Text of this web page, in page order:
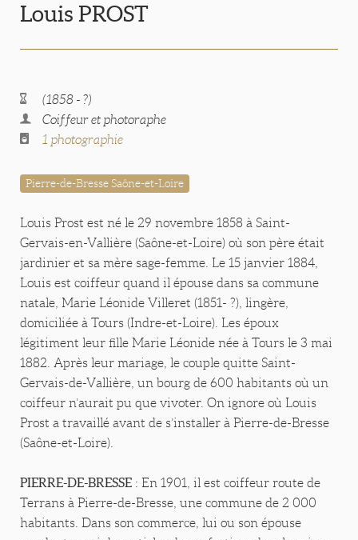
Louis PROST
(1858 - ?)
Coiffeur et photoraphe
1 photographie
Pierre-de-Bresse Saône-et-Loire
Louis Prost est né le 29 novembre 1858 à Saint-
Gervais-en-Vallière (Saône-et-Loire) où son père était
jardinier et sa mère sage-femme. Le 15 janvier 1884,
Louis est coiffeur quand il épouse dans sa commune
natale, Marie Léonide Villeret (1851- ?), lingère,
domiciliée à Tours (Indre-et-Loire). Les époux
légitiment leur fille Marie Léonide née à Tours le 3 mai
1882. Après leur mariage, le couple quitte Saint-
Gervais-de-Vallière, un bourg de 600 habitants où un
coiffeur n’aurait pu que vivoter. On ignore où Louis
Prost a travaillé avant de s’installer à Pierre-de-Bresse
(Saône-et-Loire).
PIERRE-DE-BRESSE : En 1901, il est coiffeur route de
Terrans à Pierre-de-Bresse, une commune de 2 000
habitants. Dans son commerce, lui ou son épouse